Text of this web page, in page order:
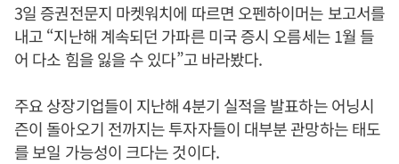
3일 증권전문지 마켓워치에 따르면 오펜하이머는 보고서를
내고 “지난해 계속되던 가파른 미국 증시 오름세는 1월 들
어 다소 힘을 잃을 수 있다”고 바라봤다.
주요 상장기업들이 지난해 4분기 실적을 발표하는 어닝시
즌이 돌아오기 전까지는 투자자들이 대부분 관망하는 태도
를 보일 가능성이 크다는 것이다.